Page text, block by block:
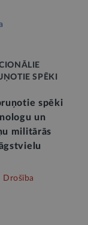
SPĒKI
spēki
un
militārās
Drošība